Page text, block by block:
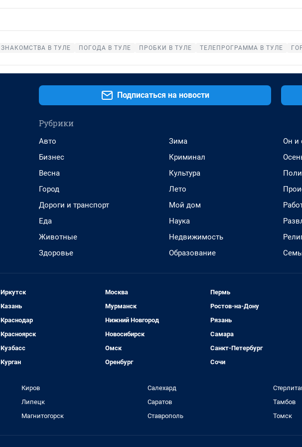
ЗНАКОМСТВА В ТУЛЕ ПОГОДА В ТУЛЕ ПРОБКИ В ТУЛЕ ТЕЛЕПРОГРАММА В ТУЛЕ
Подписаться на новости
Рубрики
Авто
Бизнес
Весна
Город
Дороги и транспорт
Еда
Животные
Здоровье
Зима
Криминал
Культура
Лето
Мой дом
Наука
Недвижимость
Образование
Он и
Иркутск
Казань
Краснодар
Красноярск
Кузбасс
Курган
Москва
Мурманск
Нижний Новгород
Новосибирск
Омск
Оренбург
Пермь
Ростов-на-Дону
Рязань
Самара
Санкт-Петербург
Сочи
Киров
Липецк
Магнитогорск
Салехард
Саратов
Ставрополь
Тамбов
Томск